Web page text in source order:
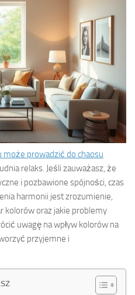
może prowadzić do chaosu
relaks. Jeśli zauważasz, że
i pozbawione spójności, czas
harmonii jest zrozumienie,
kolorów oraz jakie problemy
uwagę na wpływ kolorów na
przyjemne i